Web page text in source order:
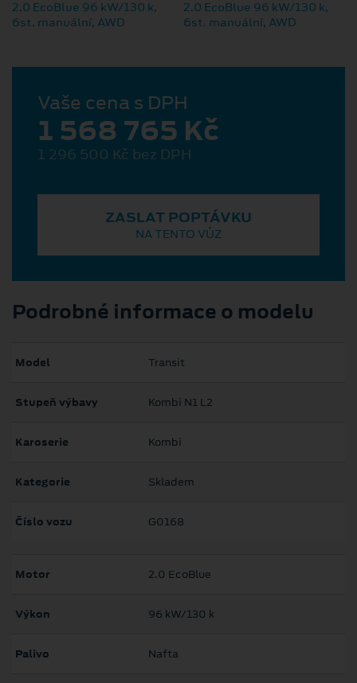
Vaše cena s DPH
1 568 765 Kč
1 296 500 Kč bez DPH
ZASLAT POPTÁVKU
NA TENTO VŮZ
Podrobné informace o modelu
Model Transit
Stupeň výbavy Kombi N1 L2
Karoserie Kombi
Kategorie Skladem
Číslo vozu G0168
Motor 2.0 EcoBlue
Výkon 96 kW/130 k
Palivo Nafta